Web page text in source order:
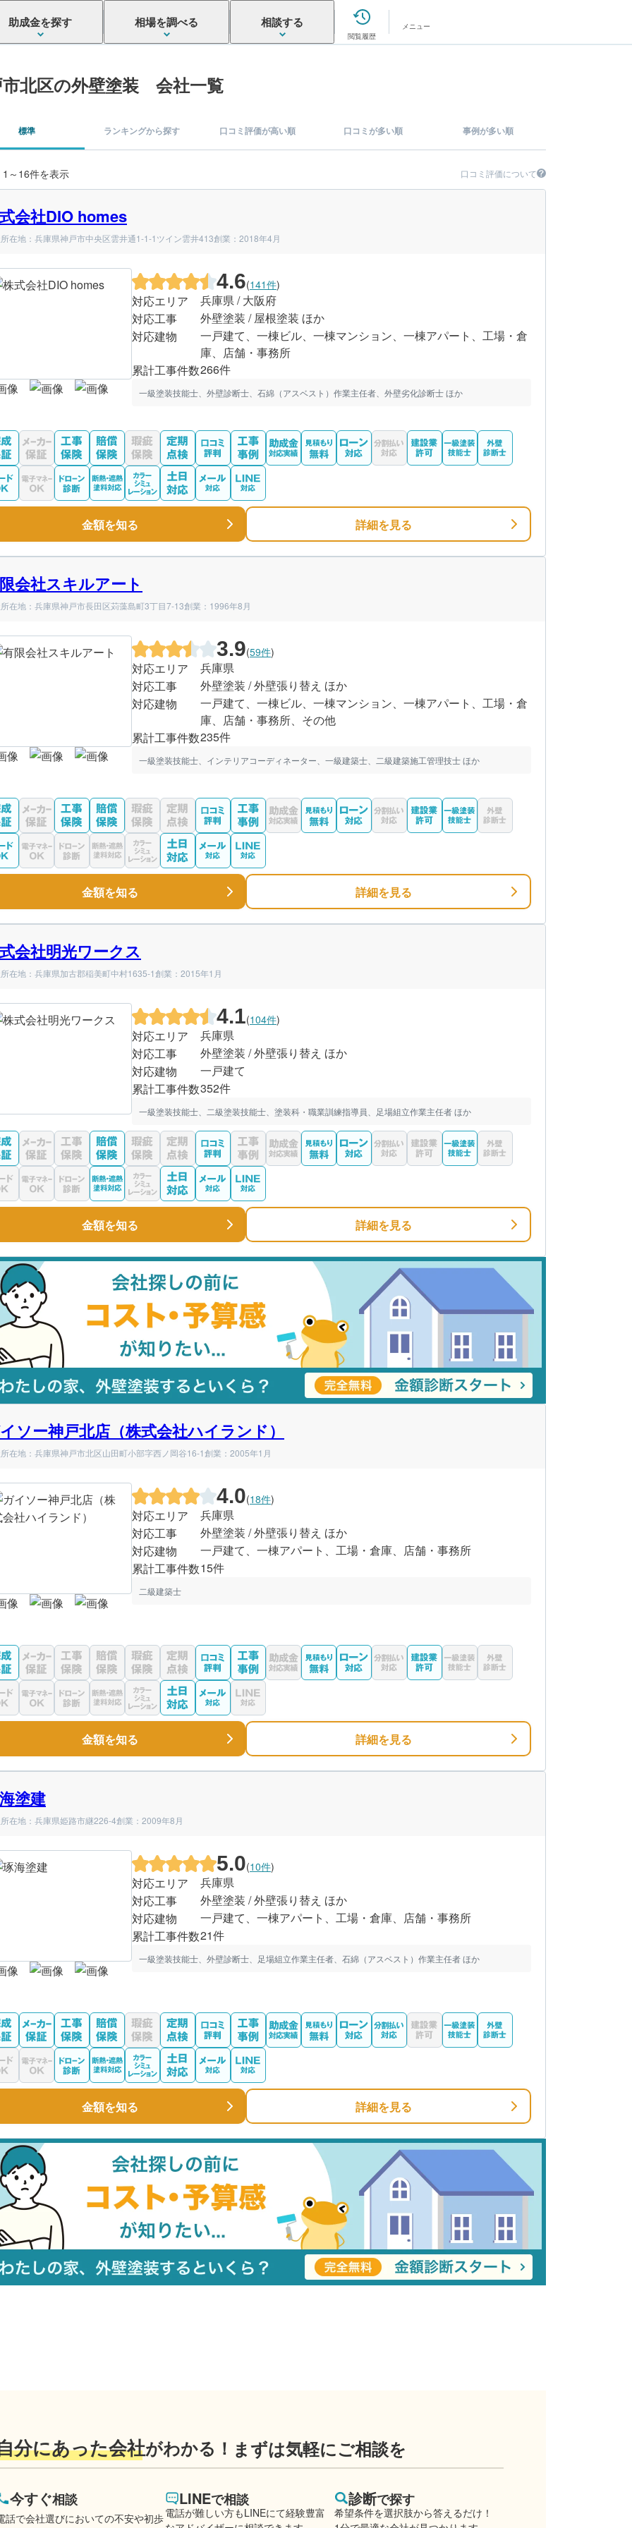
助成金を探す 相場を調べる 相談する
閲覧履歴
メニュー
市北区の外壁塗装 会社一覧
標準 ランキングから探す 口コミ評価が高い順 口コミが多い順 事例が多い順
～16件を表示 口コミ評価について
会社DIO homes
在地：兵庫県神戸市中央区雲井通1-1-1ツイン雲井413創業：2018年4月
4.6(141件)
対応エリア
兵庫県 / 大阪府
対応工事
外壁塗装 / 屋根塗装 ほか
対応建物
一戸建て、一棟ビル、一棟マンション、一棟アパート、工場・倉
庫、店舗・事務所
累計工事件数266件
一級塗装技能士、外壁診断士、石綿（アスベスト）作業主任者、外壁劣化診断士 ほか
金額を知る 詳細を見る
会社スキルアート
在地：兵庫県神戸市長田区苅藻島町3丁目7-13創業：1996年8月
3.9(59件)
対応エリア
兵庫県
対応工事
外壁塗装 / 外壁張り替え ほか
対応建物
一戸建て、一棟ビル、一棟マンション、一棟アパート、工場・倉
庫、店舗・事務所、その他
累計工事件数235件
一級塗装技能士、インテリアコーディネーター、一級建築士、二級建築施工管理技士 ほか
金額を知る 詳細を見る
会社明光ワークス
在地：兵庫県加古郡稲美町中村1635-1創業：2015年1月
4.1(104件)
対応エリア
兵庫県
対応工事
外壁塗装 / 外壁張り替え ほか
対応建物
一戸建て
累計工事件数352件
一級塗装技能士、二級塗装技能士、塗装科・職業訓練指導員、足場組立作業主任者 ほか
金額を知る 詳細を見る
ソー神戸北店（株式会社ハイランド）
在地：兵庫県神戸市北区山田町小部字西ノ岡谷16-1創業：2005年1月
4.0(18件)
対応エリア
兵庫県
対応工事
外壁塗装 / 外壁張り替え ほか
対応建物
一戸建て、一棟アパート、工場・倉庫、店舗・事務所
累計工事件数15件
二級建築士
金額を知る 詳細を見る
塗建
在地：兵庫県姫路市継226-4創業：2009年8月
5.0(10件)
対応エリア
兵庫県
対応工事
外壁塗装 / 外壁張り替え ほか
対応建物
一戸建て、一棟アパート、工場・倉庫、店舗・事務所
累計工事件数21件
一級塗装技能士、外壁診断士、足場組立作業主任者、石綿（アスベスト）作業主任者 ほか
金額を知る 詳細を見る
分にあった会社がわかる！ まずは気軽にご相談を
今すぐ相談
話で会社選びにおいての不安や初歩
LINEで相談
電話が難しい方もLINEにて経験豊富
診断で探す
希望条件を選択肢から答えるだけ！